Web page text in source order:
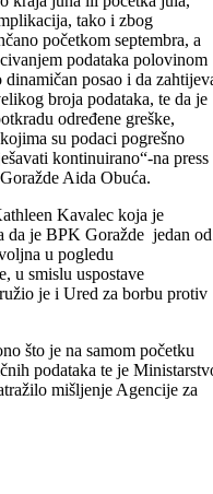
kantona Goražde
mehanizam za
koji obavljaju
objektivnosti,
kojim će se, između ostalog,
povjerenja građana u
Registar zahtijeva određene
funkcionisanje i
iziskivalo značajna
kupovina softwerskih
će osposobiti web
a u BiH.